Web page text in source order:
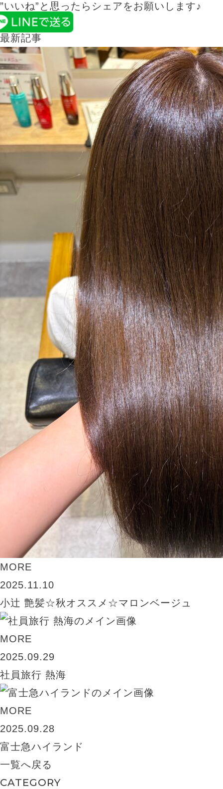
”いいね”と思ったらシェアをお願いします♪
最新記事
MORE
2025.11.10
小辻 艶髪☆秋オススメ☆マロンベージュ
MORE
2025.09.29
社員旅行 熱海
MORE
2025.09.28
富士急ハイランド
一覧へ戻る
CATEGORY